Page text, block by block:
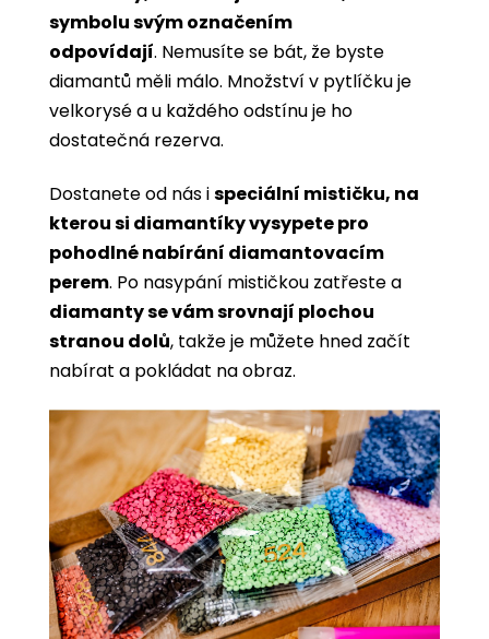
symbolu svým označením
odpovídají. Nemusíte se bát, že byste
diamantů měli málo. Množství v pytlíčku je
velkorysé a u každého odstínu je ho
dostatečná rezerva.
Dostanete od nás ispeciální mističku, na
kterou si diamantíky vysypete pro
pohodlné nabírání diamantovacím
perem. Po nasypání mističkou zatřeste a
diamanty se vám srovnají plochou
stranou dolů, takže je můžete hned začít
nabírat a pokládat na obraz.